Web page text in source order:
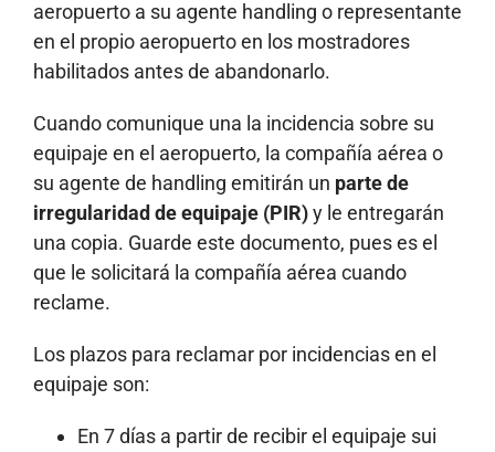
aeropuerto a su agente handling o representante
en el propio aeropuerto en los mostradores
habilitados antes de abandonarlo.
Cuando comunique una la incidencia sobre su
equipaje en el aeropuerto, la compañía aérea o
su agente de handling emitirán un parte de
irregularidad de equipaje (PIR)y le entregarán
una copia. Guarde este documento, pues es el
que le solicitará la compañía aérea cuando
reclame.
Los plazos para reclamar por incidencias en el
equipaje son:
En 7 días a partir de recibir el equipaje sui